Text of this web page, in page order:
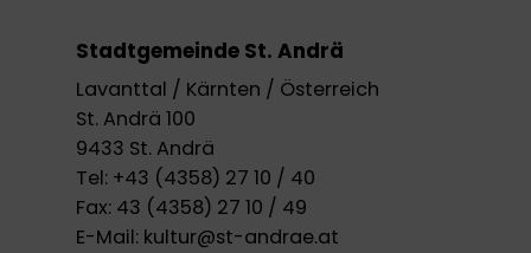
Stadtgemeinde St. Andrä
Lavanttal / Kärnten / Österreich
St. Andrä 100
9433 St. Andrä
Tel: +43 (4358) 27 10 / 40
Fax: 43 (4358) 27 10 / 49
E-Mail: kultur@st-andrae.at